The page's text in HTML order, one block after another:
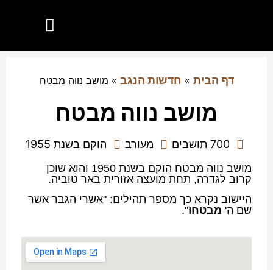
דף הבית » חדשות הנגב » מושב נווה מבטח
מושב נווה מבטח
700 תושבים מעורב הוקם בשנת 1955
מושב נווה מבטח הוקם בשנת 1950 והוא שוכן
קרוב לגדרה, תחת מועצה אזורית באר טוביה.
היישוב נקרא כך מספר תהילים: "אשרי הגבר אשר
שם ה' מבטחו".